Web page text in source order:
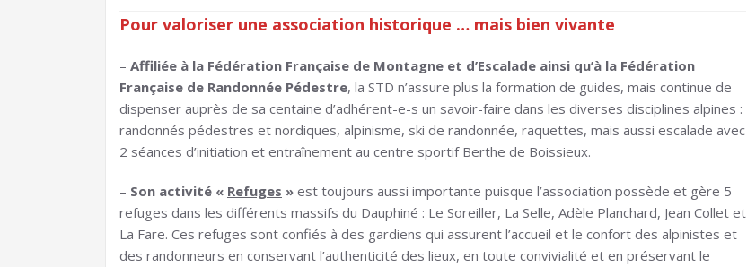
Pour valoriser une association historique … mais bien vivante
– Affiliée à la Fédération Française de Montagne et d’Escalade ainsi qu’à la Fédération
Française de Randonnée Pédestre, la STD n’assure plus la formation de guides, mais continue de
dispenser auprès de sa centaine d’adhérent-e-s un savoir-faire dans les diverses disciplines alpines :
randonnés pédestres et nordiques, alpinisme, ski de randonnée, raquettes, mais aussi escalade avec
2 séances d’initiation et entraînement au centre sportif Berthe de Boissieux.
– Son activité « Refuges » est toujours aussi importante puisque l’association possède et gère 5
refuges dans les différents massifs du Dauphiné : Le Soreiller, La Selle, Adèle Planchard, Jean Collet et
La Fare. Ces refuges sont confiés à des gardiens qui assurent l’accueil et le confort des alpinistes et
des randonneurs en conservant l’authenticité des lieux, en toute convivialité et en préservant le